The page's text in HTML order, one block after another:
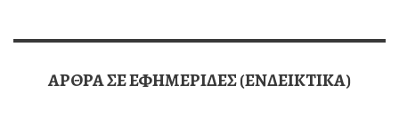
ΑΡΘΡΑ ΣΕ ΕΦΗΜΕΡΙΔΕΣ (ΕΝΔΕΙΚΤΙΚΑ)